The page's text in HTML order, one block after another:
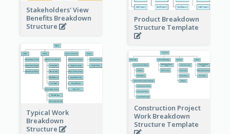
Stakeholders' View
Benefits Breakdown
Structure
Product Breakdown
Structure Template
Typical Work
Breakdown
Structure
Construction Project
Work Breakdown
Structure Template